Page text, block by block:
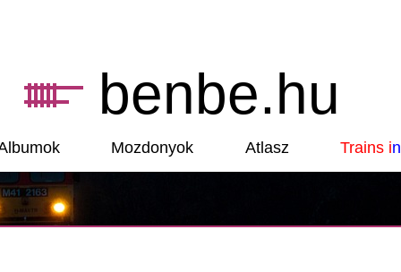
benbe.hu
Mozdonyok Atlasz Trains i